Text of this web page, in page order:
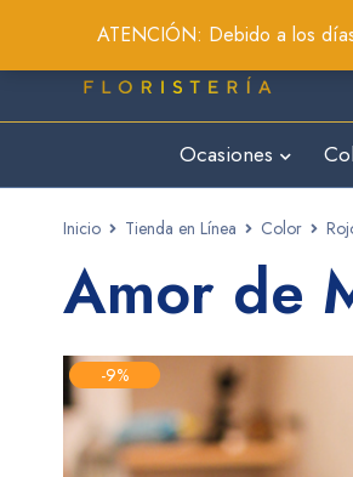
ATENCIÓN: Debido a los
Ocasiones
Inicio Tienda en Línea Color
Amor de
-9%